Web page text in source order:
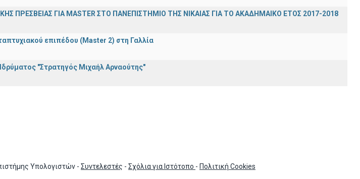
ΠΡΕΣΒΕΙΑΣ ΓΙΑ ΜASTER ΣΤΟ ΠΑΝΕΠΙΣΤΗΜΙΟ ΤΗΣ ΝΙΚΑΙΑΣ ΓΙΑ ΤΟ ΑΚΑΔΗΜΑΙΚΟ ΕΤΟΣ 2017-2018
επιπέδου (Master 2) στη Γαλλία
"Στρατηγός Μιχαήλ Αρναούτης"
Υπολογιστών - Συντελεστές - Σχόλια για Ιστότοπο - Πολιτική Cookies